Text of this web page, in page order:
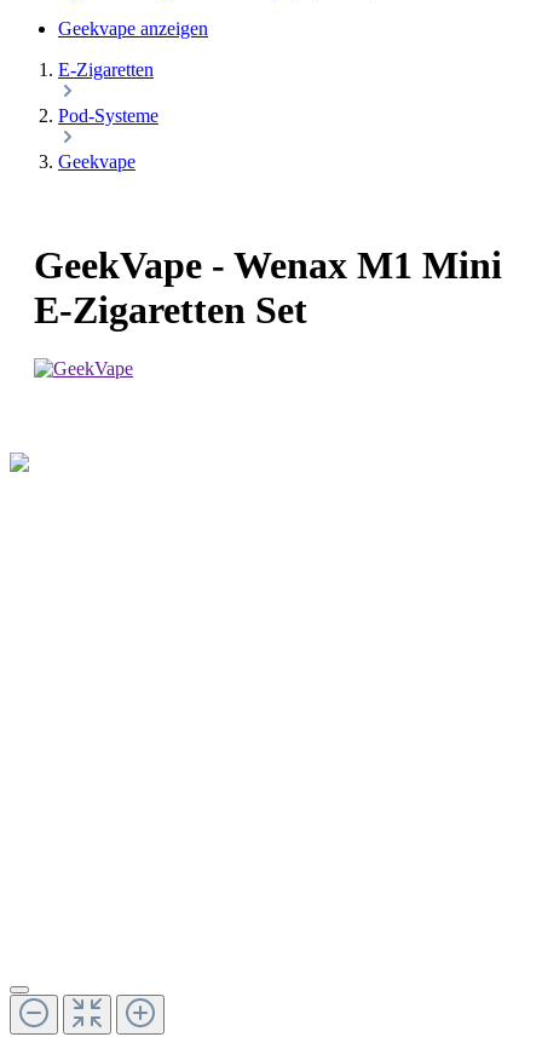
Geekvape anzeigen
E-Zigaretten
Pod-Systeme
Geekvape
GeekVape - Wenax M1 Mini
E-Zigaretten Set